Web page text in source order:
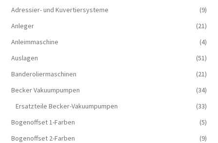
Adressier- und Kuvertiersysteme
(9)
Anleger
(21)
Anleimmaschine
(4)
Auslagen
(51)
Banderoliermaschinen
(21)
Becker Vakuumpumpen
(34)
Ersatzteile Becker-Vakuumpumpen
(33)
Bogenoffset 1-Farben
(5)
Bogenoffset 2-Farben
(9)